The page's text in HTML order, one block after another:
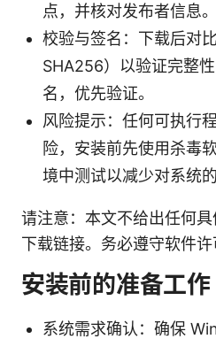
点，并核对发布者信息。
校验与签名：下载后对
SHA256）以验证完整
名，优先验证。
风险提示：任何可执行
险，安装前先使用杀毒
境中测试以减少对系统
请注意：本文不给出任何
下载链接。务必遵守软件许
安装前的准备工作
系统需求确认：确保